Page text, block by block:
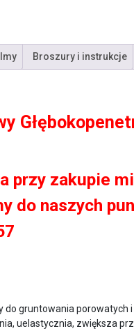
Broszury i instrukcje
przy zakupie
do naszych
gruntowania porowatych
uelastycznia, zwiększa